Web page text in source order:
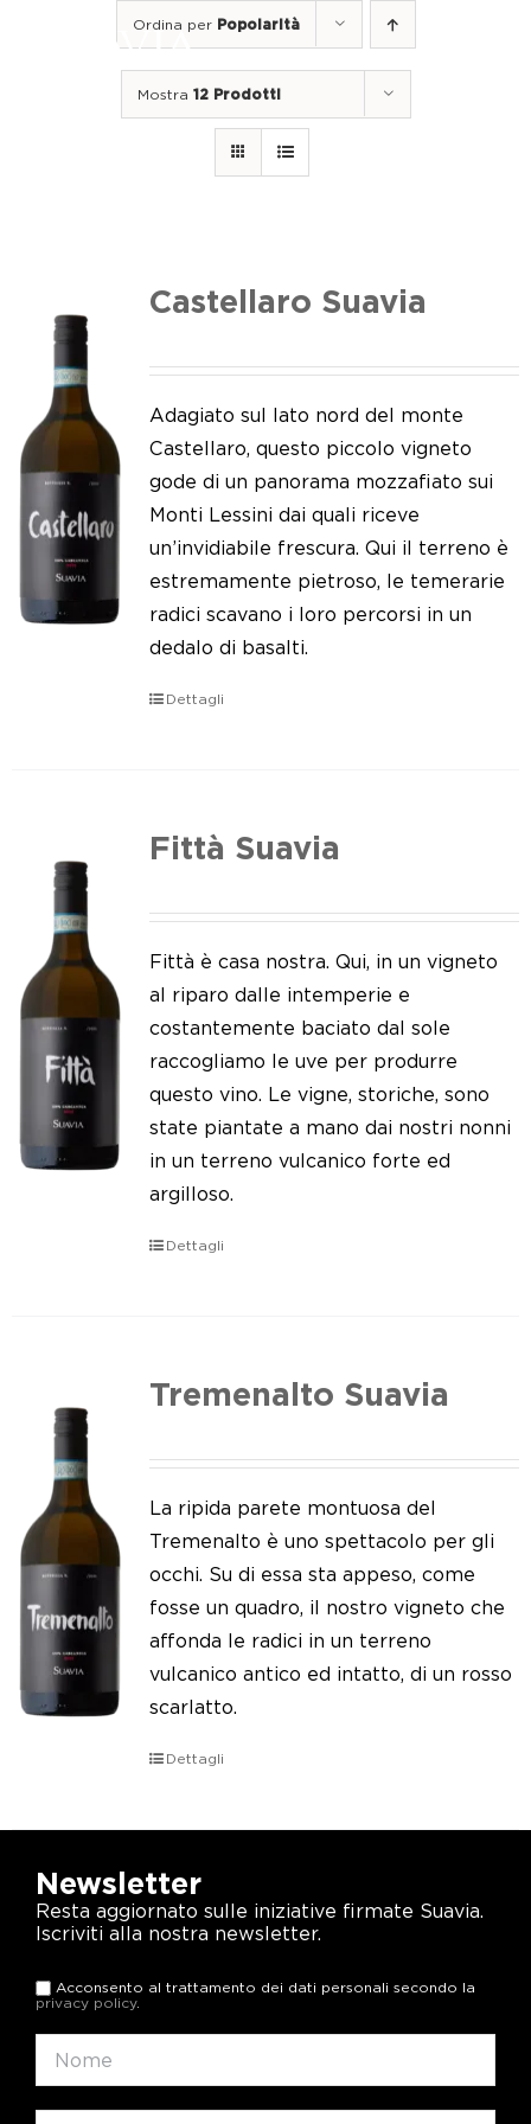
Il nostro lavoro
I nostri vigneti
Tappo a vite
Le nostre news
Ordina per Popolarità
Mostra 12 Prodotti
Castellaro Suavia
Adagiato sul lato nord del monte
Castellaro, questo piccolo vigneto
gode di un panorama mozzafiato sui
Monti Lessini dai quali riceve
un’invidiabile frescura. Qui il terreno è
estremamente pietroso, le temerarie
radici scavano i loro percorsi in un
dedalo di basalti.
Dettagli
Fittà Suavia
Fittà è casa nostra. Qui, in un vigneto
al riparo dalle intemperie e
costantemente baciato dal sole
raccogliamo le uve per produrre
questo vino. Le vigne, storiche, sono
state piantate a mano dai nostri nonni
in un terreno vulcanico forte ed
argilloso.
Dettagli
Tremenalto Suavia
La ripida parete montuosa del
Tremenalto è uno spettacolo per gli
occhi. Su di essa sta appeso, come
fosse un quadro, il nostro vigneto che
affonda le radici in un terreno
vulcanico antico ed intatto, di un rosso
scarlatto.
Dettagli
Newsletter
Resta aggiornato sulle iniziative firmate Suavia.
Iscriviti alla nostra newsletter.
Acconsento al trattamento dei dati personali secondo la
privacy policy.